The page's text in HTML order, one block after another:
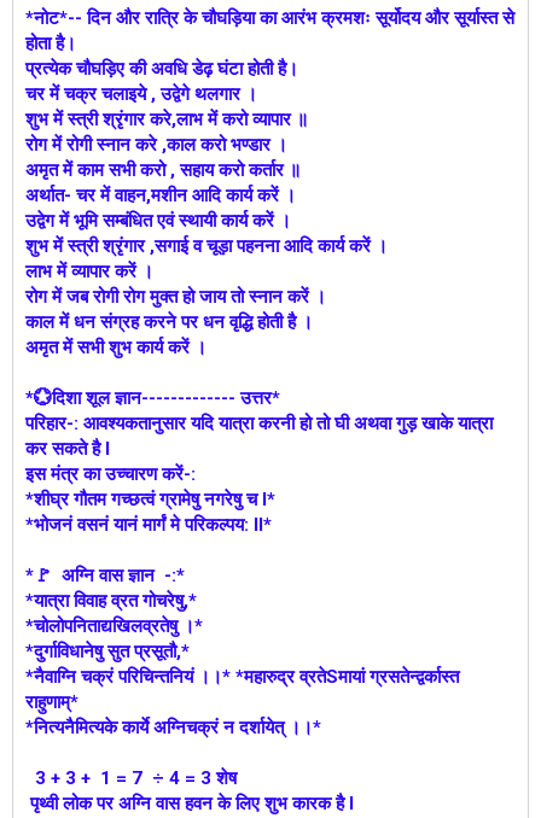
*नोट*-- दिन और रात्रि के चौघड़िया का आरंभ क्रमशः सूर्योदय और सूर्यास्त से
होता है।
प्रत्येक चौघड़िए की अवधि डेढ़ घंटा होती है।
चर में चक्र चलाइये , उद्वेगे थलगार ।
शुभ में स्त्री श्रृंगार करे,लाभ में करो व्यापार ॥
रोग में रोगी स्नान करे ,काल करो भण्डार ।
अमृत में काम सभी करो , सहाय करो कर्तार ॥
अर्थात- चर में वाहन,मशीन आदि कार्य करें ।
उद्वेग में भूमि सम्बंधित एवं स्थायी कार्य करें ।
शुभ में स्त्री श्रृंगार ,सगाई व चूड़ा पहनना आदि कार्य करें ।
लाभ में व्यापार करें ।
रोग में जब रोगी रोग मुक्त हो जाय तो स्नान करें ।
काल में धन संग्रह करने पर धन वृद्धि होती है ।
अमृत में सभी शुभ कार्य करें ।
*💮दिशा शूल ज्ञान------------- उत्तर*
परिहार-: आवश्यकतानुसार यदि यात्रा करनी हो तो घी अथवा गुड़ खाके यात्रा
कर सकते है l
इस मंत्र का उच्चारण करें-:
*शीघ्र गौतम गच्छत्वं ग्रामेषु नगरेषु च l*
*भोजनं वसनं यानं मार्गं मे परिकल्पय: ll*
*🚩 अग्नि वास ज्ञान -:*
*यात्रा विवाह व्रत गोचरेषु,*
*चोलोपनिताद्यखिलव्रतेषु ।*
*दुर्गाविधानेषु सुत प्रसूतौ,*
*नैवाग्नि चक्रं परिचिन्तनियं ।।* *महारुद्र व्रतेSमायां ग्रसतेन्द्वर्कास्त
राहुणाम्*
*नित्यनैमित्यके कार्ये अग्निचक्रं न दर्शायेत् ।।*
3 + 3 + 1 = 7 ÷ 4 = 3 शेष
पृथ्वी लोक पर अग्नि वास हवन के लिए शुभ कारक है l